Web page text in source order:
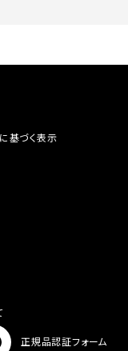
基づく表示
正規品認証フォーム